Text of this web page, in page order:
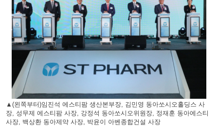
▲(왼쪽부터)임진석 에스티팜 생산본부장, 김민영 동아쏘시오홀딩스 사
장, 성무제 에스티팜 사장, 강정석 동아쏘시오위원장, 정재훈 동아에스티
사장, 백상환 동아제약 사장, 박윤이 아벤종합건설 사장